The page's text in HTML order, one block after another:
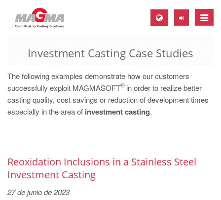
Toggle
MAGMA Europe, Germany
EN
CS
MAGMA North-America, USA
MAGMA Asia-Pacific, Singapore
EN
Investment Casting Case Studies
The following examples demonstrate how our customers
successfully exploit MAGMASOFT
®in order to realize better
casting quality, cost savings or reduction of development times
especially in the area of investment casting.
Reoxidation Inclusions in a Stainless Steel
Investment Casting
27 de junio de 2023